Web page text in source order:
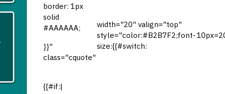
border: 1px
solid
#AAAAAA;
}}"
class="cquote"
width="20" valign="top"
style="color:#B2B7F2;font-
size:{{#switch:
{{#if:|